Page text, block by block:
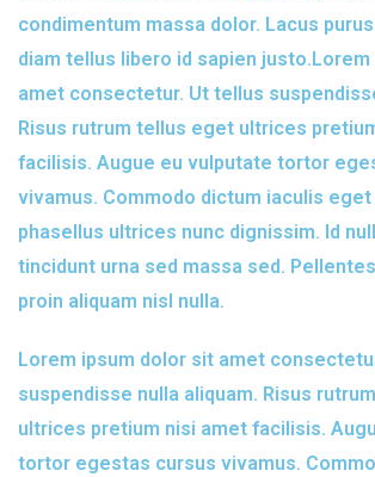
condimentum massa dolor. Lacus
diam tellus libero id sapien
amet consectetur. Ut tellus
Risus rutrum tellus eget ultrices
facilisis. Augue eu vulputate tortor
vivamus. Commodo dictum iaculis
phasellus ultrices nunc dignissim. Id
tincidunt urna sed massa sed.
proin aliquam nisl nulla.
Lorem ipsum dolor sit amet
suspendisse nulla aliquam. Risus
ultrices pretium nisi amet facilisis.
tortor egestas cursus vivamus.